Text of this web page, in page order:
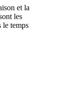
et la
les
le temps